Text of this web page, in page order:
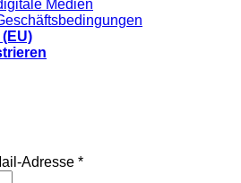
Medien
Adresse *Erforderlich